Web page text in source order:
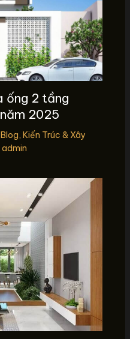
ống 2 tầng
2025
Blog, Kiến Trúc & Xây
admin